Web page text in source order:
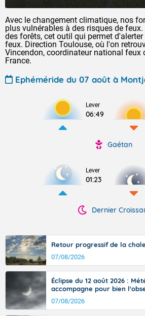
Avec le changement climatique, nos
plus vulnérables à des risques de
des forêts, cet outil qui permet
feux. Direction Toulouse, où l'on
Vincendon, coordinateur national feux
France.
Ephéméride du 07 août à
Lever
06:49
Gaétan
Lever
01:23
Dernier
Retour progressif de la
07/08/2026
Éclipse du 12 août 2026 :
accompagne pour bien
07/08/2026